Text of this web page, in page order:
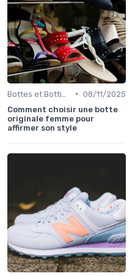
• 08/11/2025
Comment choisir une botte
originale femme pour
affirmer son style